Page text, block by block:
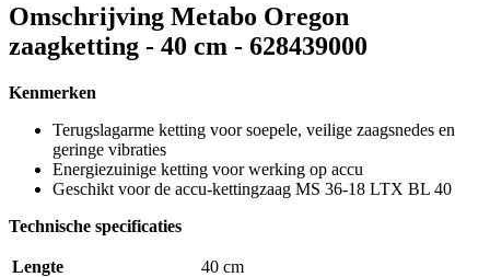
Omschrijving Metabo Oregon
zaagketting - 40 cm - 628439000
Kenmerken
Terugslagarme ketting voor soepele, veilige zaagsnedes en
geringe vibraties
Energiezuinige ketting voor werking op accu
Geschikt voor de accu-kettingzaag MS 36-18 LTX BL 40
Technische specificaties
Lengte
40 cm